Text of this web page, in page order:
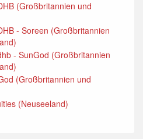
(Großbritannien und
- Soreen (Großbritannien
- SunGod (Großbritannien
(Großbritannien und
(Neuseeland)